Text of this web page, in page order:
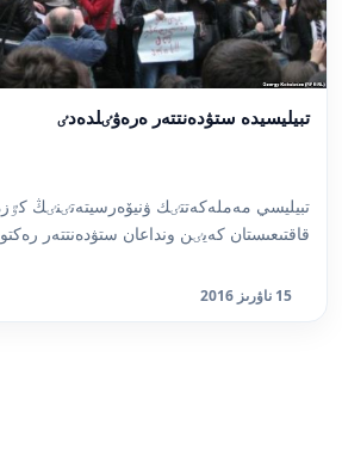
تبيليسيدە ستۋدەنتتەر ەرەۋٸلدەدٸ
تبيليسي مەملەكەتتٸك ۋنيۆەرسيتەتٸنٸڭ
قاقتىعىستان كەيٸن ونداعان ستۋدەنتتەر
15 ناۋرىز 2016